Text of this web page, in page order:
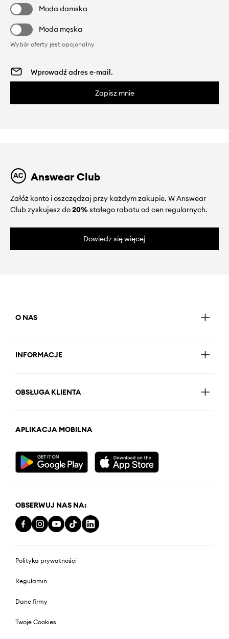
Moda damska
Moda męska
Wybór oferty jest opcjonalny
Zapisz mnie
Answear Club
Załóż konto i oszczędzaj przy każdym zakupie. W Answear
Club zyskujesz do20%stałego rabatu od cen regularnych.
Dowiedz się więcej
O NAS
INFORMACJE
OBSŁUGA KLIENTA
APLIKACJA MOBILNA
OBSERWUJ NAS NA:
Polityka prywatności
Regulamin
Dane firmy
Twoje Cookies